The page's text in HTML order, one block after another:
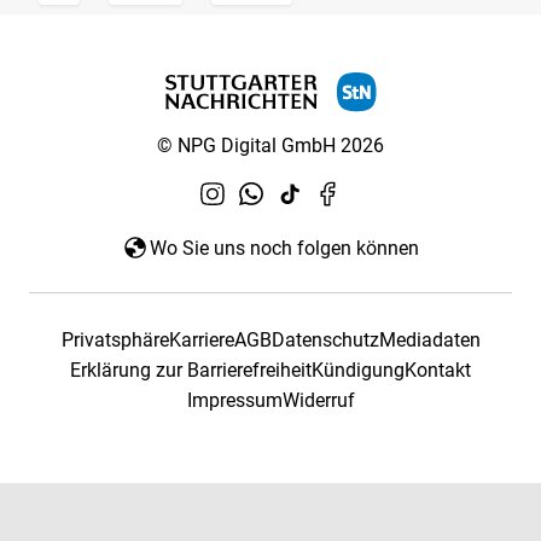
© NPG Digital GmbH 2026
Wo Sie uns noch folgen können
PrivatsphäreKarriereAGBDatenschutzMediadaten
Erklärung zur BarrierefreiheitKündigungKontakt
ImpressumWiderruf